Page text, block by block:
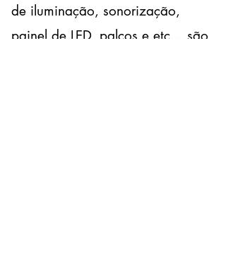
de iluminação, sonorização,
painel de LED, palcos e etc... são